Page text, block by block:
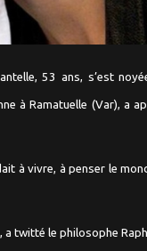
53 ans, s’est
à Ramatuelle (Var), a
à vivre, à penser le
a twitté le philosophe